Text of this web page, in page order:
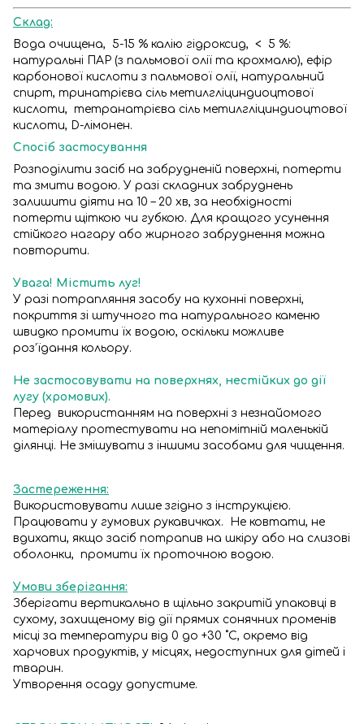
Склад:
Вода очищена, 5-15 % калію гідроксид, < 5 %:
натуральні ПАР (з пальмової олії та крохмалю), ефір
карбонової кислоти з пальмової олії, натуральний
спирт, тринатрієва сіль метилгліциндиоцтової
кислоти, тетранатрієва сіль метилгліциндиоцтової
кислоти, D-лімонен.
Спосіб застосування
Розподілити засіб на забрудненій поверхні, потерти
та змити водою. У разі складних забруднень
залишити діяти на 10 – 20 хв, за необхідності
потерти щіткою чи губкою. Для кращого усунення
стійкого нагару або жирного забруднення можна
повторити.
Увага! Містить луг!
У разі потрапляння засобу на кухонні поверхні,
покриття зі штучного та натурального каменю
швидко промити їх водою, оскільки можливе
роз’їдання кольору.
Не застосовувати на поверхнях, нестійких до дії
лугу (хромових).
Перед використанням на поверхні з незнайомого
матеріалу протестувати на непомітній маленькій
ділянці. Не змішувати з іншими засобами для чищення.
Застереження:
Використовувати лише згідно з інструкцією.
Працювати у гумових рукавичках. Не ковтати, не
вдихати, якщо засіб потрапив на шкіру або на слизові
оболонки, промити їх проточною водою.
Умови зберігання:
Зберігати вертикально в щільно закритій упаковці в
сухому, захищеному від дії прямих сонячних променів
місці за температури від 0 до +30 ˚C, окремо від
харчових продуктів, у місцях, недоступних для дітей і
тварин.
Утворення осаду допустиме.